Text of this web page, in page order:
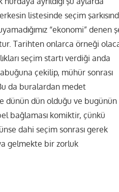
listesinde seçim
“ekonomi” denen
Tarihten onlarca örneği
seçim startı verdiği anda
çekilip, mühür sonrası
da buralardan medet
dünün dün olduğu ve bugünün
bağlaması komiktir, çünkü
dahi seçim sonrası gerek
gelmekte bir zorluk